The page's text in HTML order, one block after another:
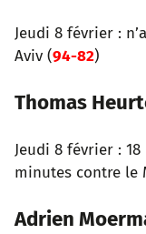
Jeudi 8 février :
Aviv (94-82)
Thomas
Jeudi 8 février :
minutes contre le
Adrien